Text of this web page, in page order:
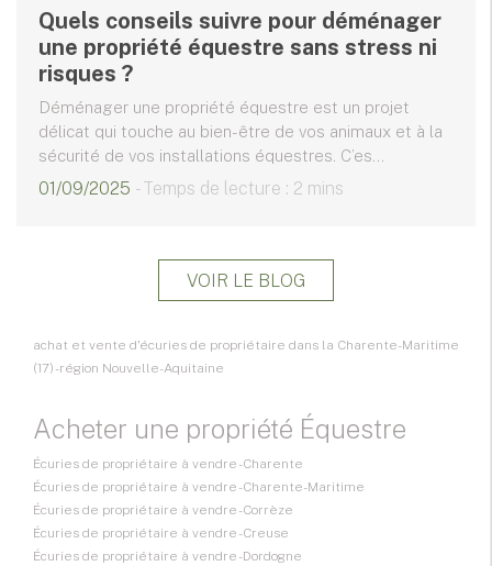
Quels conseils suivre pour déménager
une propriété équestre sans stress ni
risques ?
Déménager une propriété équestre est un projet
délicat qui touche au bien-être de vos animaux et à la
sécurité de vos installations équestres. C’es...
01/09/2025 - Temps de lecture : 2 mins
VOIR LE BLOG
achat et vente d'écuries de propriétaire dans la Charente-Maritime
(17) - région Nouvelle-Aquitaine
Acheter une propriété Équestre
Écuries de propriétaire à vendre - Charente
Écuries de propriétaire à vendre - Charente-Maritime
Écuries de propriétaire à vendre - Corrèze
Écuries de propriétaire à vendre - Creuse
Écuries de propriétaire à vendre - Dordogne